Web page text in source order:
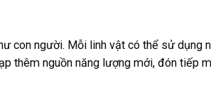
con người. Mỗi linh vật có thể sử dụng
thêm nguồn năng lượng mới, đón tiếp